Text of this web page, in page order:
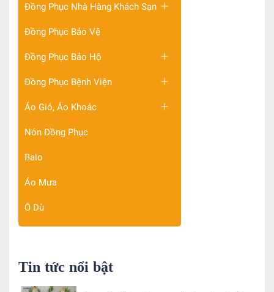
Đồng Phục Nhà Hàng Khách Sạn
Đồng Phục Bảo Vệ
Đồng Phục Bảo Hộ
Đồng Phục Bệnh Viện
Áo Gió, Áo Khoác
Nón Đồng Phục
Balo
Áo Mưa
Ô Dù
Tin tức nổi bật